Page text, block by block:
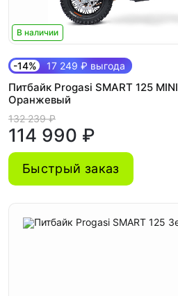
В наличии
-14% 17 249 ₽ выгода
Питбайк Progasi SMART 125 MINI
Оранжевый
132 239 ₽
114 990 ₽
Быстрый заказ